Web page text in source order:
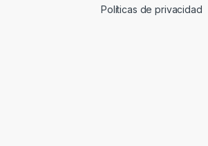
Políticas de privacidad